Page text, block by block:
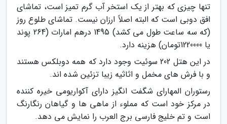
تنها چیزی که بهتر از یک استخر آب گرم تمیز است، تماشای
افق دوبی است که البته اصلاً ارزان نیست. تماشای طلوع روز
(که سه ساعت طول می کشد) 1495 درهم امارات (264 پوند
یا 1220000تومان) هزینه دارد.
در این هتل 202 سوئیت وجود دارد که همه دوبلکس هستند
و با فرش های مخمل و اثاثیه زیبا تزئین شده اند.
رستوران المهارای شگفت انگیز دارای آکواریومی خیره کننده
در مرکز خود است که مملوء از ماهی ها و گیاهان رنگارنگ
است و تم خلیج فارسی برج العرب را نمایش می دهد.